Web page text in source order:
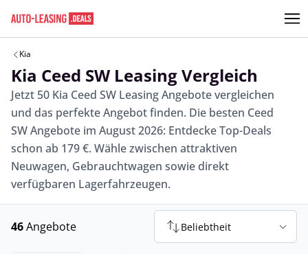
Kia
Kia Ceed SW Leasing Vergleich
Jetzt 50 Kia Ceed SW Leasing Angebote vergleichen
und das perfekte Angebot finden. Die besten Ceed
SW Angebote im August 2026: Entdecke Top-Deals
schon ab 179 €. Wähle zwischen attraktiven
Neuwagen, Gebrauchtwagen sowie direkt
verfügbaren Lagerfahrzeugen.
46Angebote Beliebtheit